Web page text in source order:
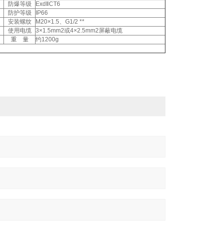
防爆等级
ExdⅡCT6
防护等级
IP66
安装螺纹
M20×1.5、G1/2 **
使用电缆
3×1.5mm2或4×2.5mm2屏蔽电缆
重 量
约1200g